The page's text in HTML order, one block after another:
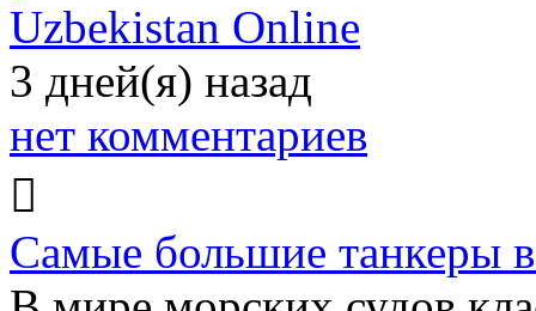
Uzbekistan Online
3 дней(я) назад
нет комментариев
Самые большие танкеры